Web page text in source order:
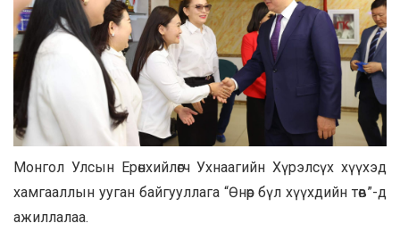
Монгол Улсын Ерөнхийлөгч Ухнаагийн Хүрэлсүх хүүхэд
хамгааллын ууган байгууллага “Өнөр бүл хүүхдийн төв”-д
ажиллалаа.